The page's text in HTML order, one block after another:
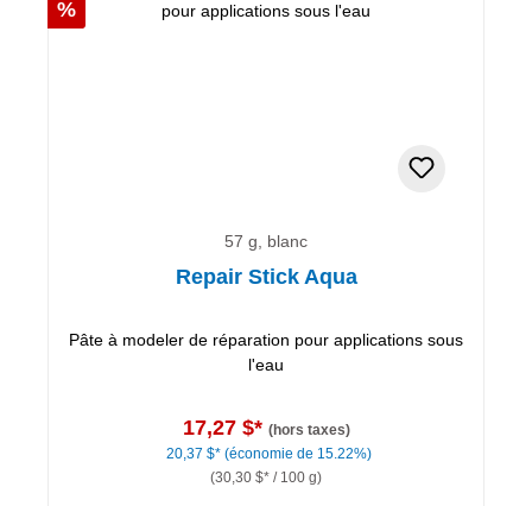
Réduction
%
57 g, blanc
Repair Stick Aqua
Pâte à modeler de réparation pour applications sous
l'eau
17,27 $* (hors taxes)
20,37 $* (économie de 15.22%)
(30,30 $* / 100 g)